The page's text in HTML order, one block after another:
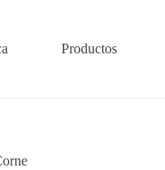
Productos